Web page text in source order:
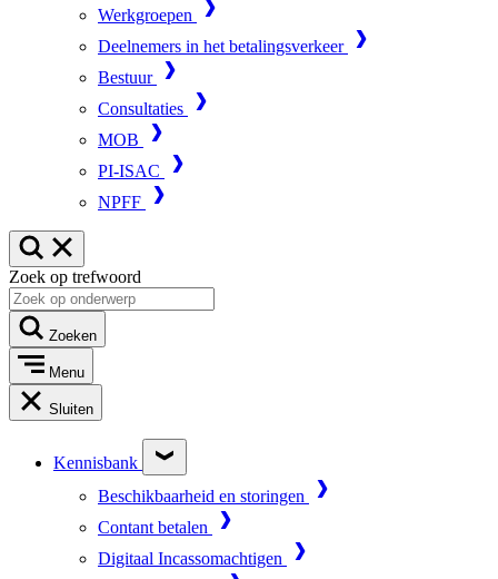
Werkgroepen
Deelnemers in het betalingsverkeer
Bestuur
Consultaties
MOB
PI-ISAC
NPFF
Zoek op trefwoord
Zoeken
Menu
Sluiten
Kennisbank
Beschikbaarheid en storingen
Contant betalen
Digitaal Incassomachtigen